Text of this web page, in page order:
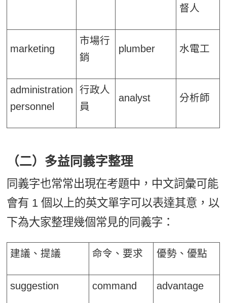
督人
marketing
市場行
銷
plumber 水電工
administration
personnel
行政人
員
analyst 分析師
（二）多益同義字整理
同義字也常常出現在考題中，中文詞彙可能
會有 1 個以上的英文單字可以表達其意，以
下為大家整理幾個常見的同義字：
建議、提議 命令、要求 優勢、優點
suggestion command advantage